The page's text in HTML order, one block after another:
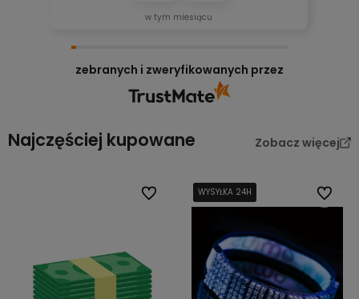
w tym miesiącu
zebranych i zweryfikowanych przez
Najczęściej kupowane Zobacz więcej
Do ulubionychWYSYŁKA 24H
WYSYŁKA 24H
WYSYŁKA 24H
WYSYŁKA 24H Do